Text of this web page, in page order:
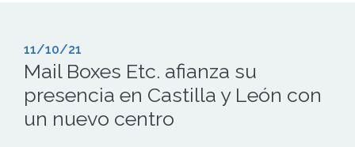
11/10/21
Mail Boxes Etc. afianza su
presencia en Castilla y León con
un nuevo centro